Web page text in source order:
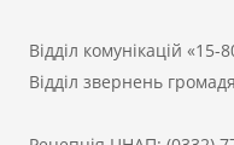
Відділ комунікацій «15-
Відділ звернень